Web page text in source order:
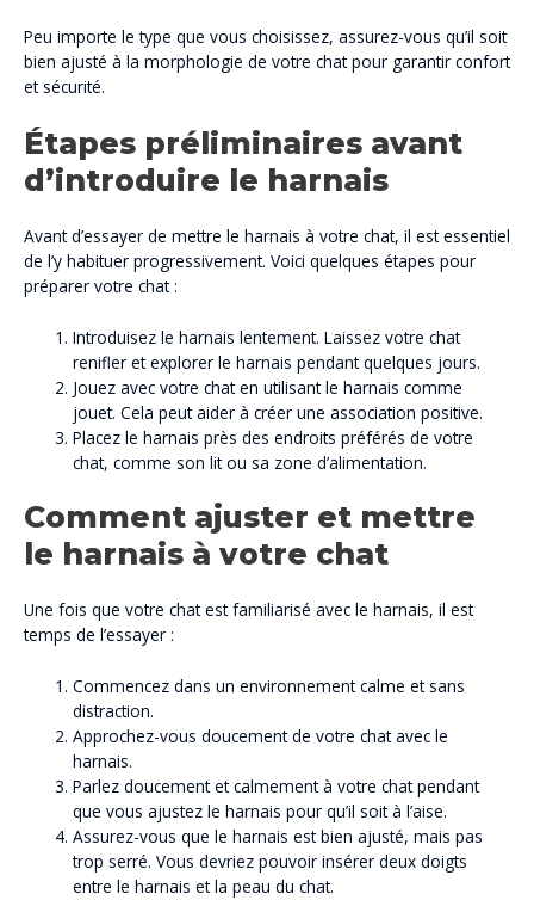
Peu importe le type que vous choisissez, assurez-vous qu’il soit
bien ajusté à la morphologie de votre chat pour garantir confort
et sécurité.
Étapes préliminaires avant
d’introduire le harnais
Avant d’essayer de mettre le harnais à votre chat, il est essentiel
de l’y habituer progressivement. Voici quelques étapes pour
préparer votre chat :
Introduisez le harnais lentement. Laissez votre chat
renifler et explorer le harnais pendant quelques jours.
Jouez avec votre chat en utilisant le harnais comme
jouet. Cela peut aider à créer une association positive.
Placez le harnais près des endroits préférés de votre
chat, comme son lit ou sa zone d’alimentation.
Comment ajuster et mettre
le harnais à votre chat
Une fois que votre chat est familiarisé avec le harnais, il est
temps de l’essayer :
Commencez dans un environnement calme et sans
distraction.
Approchez-vous doucement de votre chat avec le
harnais.
Parlez doucement et calmement à votre chat pendant
que vous ajustez le harnais pour qu’il soit à l’aise.
Assurez-vous que le harnais est bien ajusté, mais pas
trop serré. Vous devriez pouvoir insérer deux doigts
entre le harnais et la peau du chat.